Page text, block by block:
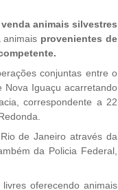
animais silvestres
animais provenientes de
conjuntas entre o
Nova Iguaçu acarretando
correspondente a 22
de Janeiro através da
da Policia Federal,
oferecendo animais